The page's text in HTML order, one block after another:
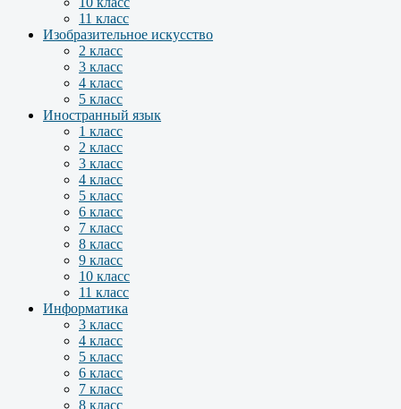
11 класс
Изобразительное искусство
2 класс
3 класс
4 класс
5 класс
Иностранный язык
1 класс
2 класс
3 класс
4 класс
5 класс
6 класс
7 класс
8 класс
9 класс
10 класс
11 класс
Информатика
3 класс
4 класс
5 класс
6 класс
7 класс
8 класс